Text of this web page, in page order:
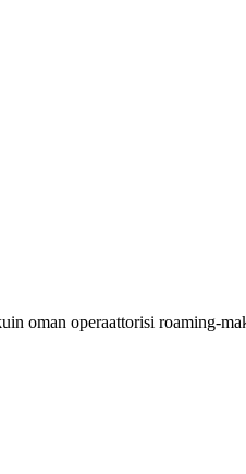
oman operaattorisi roaming-